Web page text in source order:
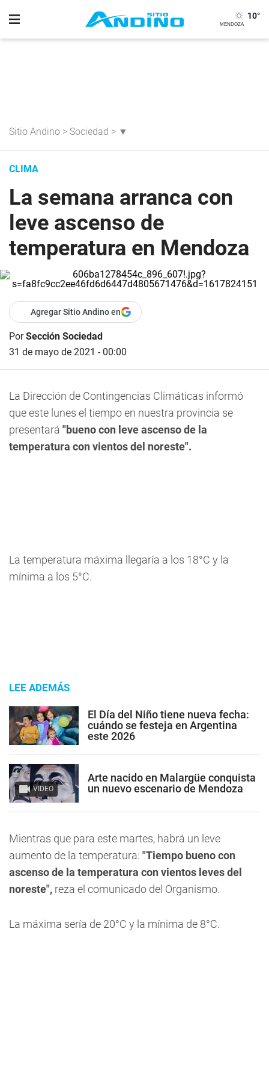
10°
Sitio Andino > Sociedad > ▼
CLIMA
La semana arranca con
leve ascenso de
temperatura en Mendoza
Agregar Sitio Andino en
PorSección Sociedad
31 de mayo de 2021 - 00:00
La Dirección de Contingencias Climáticas informó
que este lunes el tiempo en nuestra provincia se
presentará "bueno con leve ascenso de la
temperatura con vientos del noreste".
La temperatura máxima llegaría a los 18°C y la
mínima a los 5°C.
LEE ADEMÁS
El Día del Niño tiene nueva fecha:
cuándo se festeja en Argentina
este 2026
VIDEO
Arte nacido en Malargüe conquista
un nuevo escenario de Mendoza
Mientras que para este martes, habrá un leve
aumento de la temperatura: "Tiempo bueno con
ascenso de la temperatura con vientos leves del
noreste", reza el comunicado del Organismo.
La máxima sería de 20°C y la mínima de 8°C.